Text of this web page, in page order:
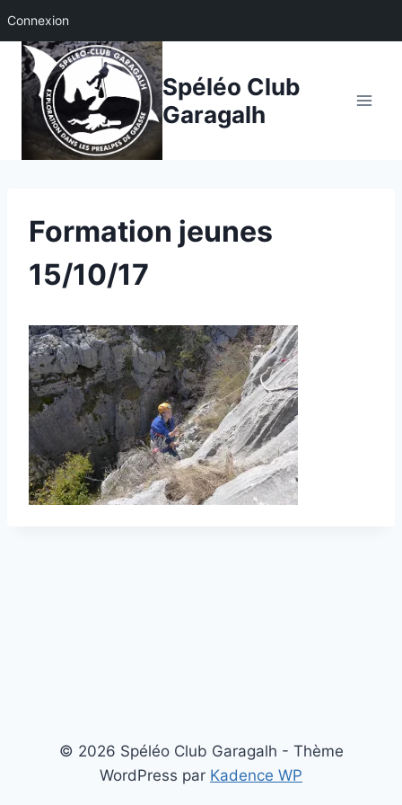
Connexion
Aller
contenu
Spéléo Club
Garagalh
Formation jeunes
15/10/17
© 2026 Spéléo Club Garagalh - Thème
WordPress par Kadence WP